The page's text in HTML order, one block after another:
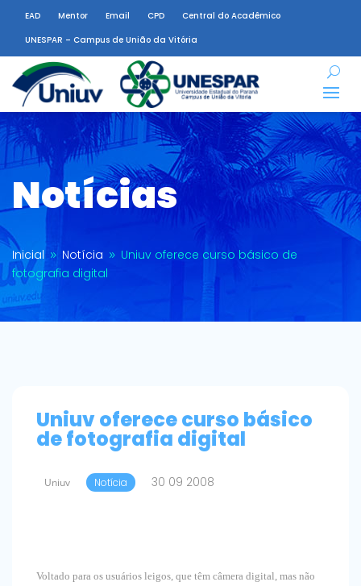
EAD Mentor Email CPD
Central do Acadêmico
UNESPAR – Campus de União da Vitória
Notícias
Inicial 9 Notícia 9 Uniuv oferece curso básico de
fotografia digital
Uniuv oferece curso básico
de fotografia digital
Uniuv Notícia 30 09 2008
Voltado para os usuários leigos, que têm câmera digital, mas não